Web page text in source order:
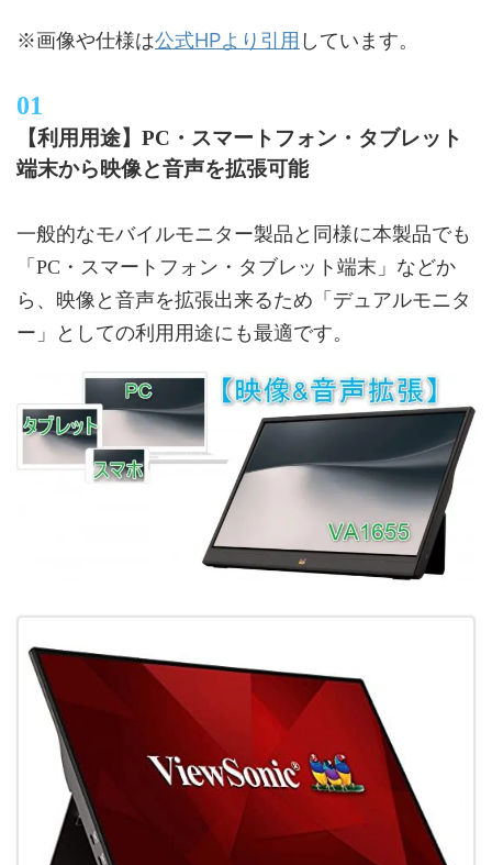
※画像や仕様は公式HPより引用 しています。
【利用用途】PC・スマートフォン・タブレット
端末から映像と音声を拡張可能
一般的なモバイルモニター製品と同様に本製品でも
「PC・スマートフォン・タブレット端末」などか
ら、映像と音声を拡張出来るため「デュアルモニタ
ー」としての利用用途にも最適です。